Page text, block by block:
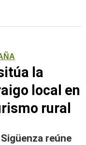
la
local en
rural
reúne